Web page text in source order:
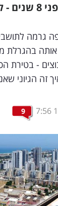
רכשו דירה
גרמה
בהגרלת
- בטירת
7:56
9